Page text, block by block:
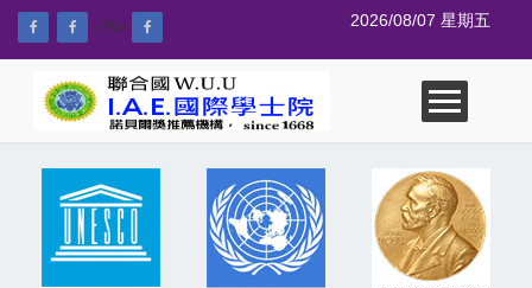
--%> 2026/08/07 星期五